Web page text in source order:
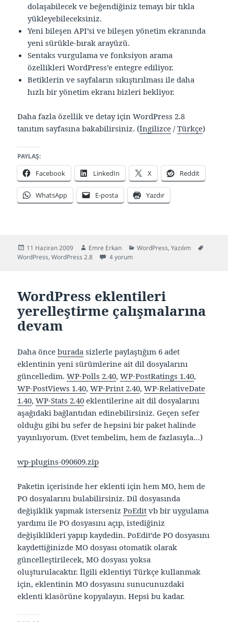
dolaşabilecek ve beğendiğiniz temayı bir tıkla
yükleyebileceksiniz.
Yeni bileşen API’si ve bileşen yönetim ekranında
yeni sürükle-bırak arayüzü.
Sentaks vurgulama ve fonksiyon arama
özellikleri WordPress’e entegre ediliyor.
Betiklerin ve sayfaların sıkıştırılması ile daha
hızlı bir yönetim ekranı bizleri bekliyor.
Daha fazla özellik ve detay için WordPress 2.8
tanıtım sayfasına bakabilirsiniz. (İngilizce /Türkçe)
PAYLAŞ:
Facebook LinkedIn X Reddit
WhatsApp E-posta Yazdır
Yayın
tarihi
11 Haziran 2009 Yazar
Emre Erkan Kategoriler
WordPress,Yazılım
WordPress,WordPress 2.8 WordPress Türkçe 2.8 için
4 yorum
WordPress eklentileri
yerelleştirme çalışmalarına
devam
Daha önceburada sizlerle paylaştığım 6 adet
eklentinin yeni sürümlerine ait dil dosyalarını
güncelledim.WP-Polls 2.40,WP-PostRatings 1.40,
WP-PostViews 1.40,WP-Print 2.40,WP-RelativeDate
1.40,WP-Stats 2.40 eklentilerine ait dil dosyalarını
aşağıdaki bağlantıdan edinebilirsiniz. Geçen sefer
olduğu gibi bu sefer de hepsini bir paket halinde
yayınlıyorum. (Evet tembelim, hem de fazlasıyla…)
wp-plugins-090609.zip
Paketin içerisinde her eklenti için hem MO, hem de
PO dosyalarını bulabilirsiniz. Dil dosyasında
değişiklik yapmak istersenizPoEdit vb bir uygulama
yardımı ile PO dosyasını açıp, istediğiniz
değişiklikleri yapıp kaydedin. PoEdit’de PO dosyasını
kaydettiğinizde MO dosyası otomatik olarak
güncelleştirilecek, MO dosyası yoksa
oluşturulacaktır. İlgili eklentiyi Türkçe kullanmak
için, eklentinin MO dosyasını sunucunuzdaki
eklenti klasörüne kopyalayın. Hepsi bu kadar.